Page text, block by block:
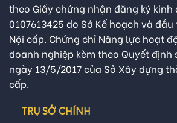
theo Giấy chứng nhận đăng ký kinh
0107613425 do Sở Kế hoạch và
Nội cấp. Chứng chỉ Năng lực hoạt
doanh nghiệp kèm theo Quyết định
ngày 13/5/2017 của Sở Xây dựng
cấp.
TRỤ SỞ CHÍNH